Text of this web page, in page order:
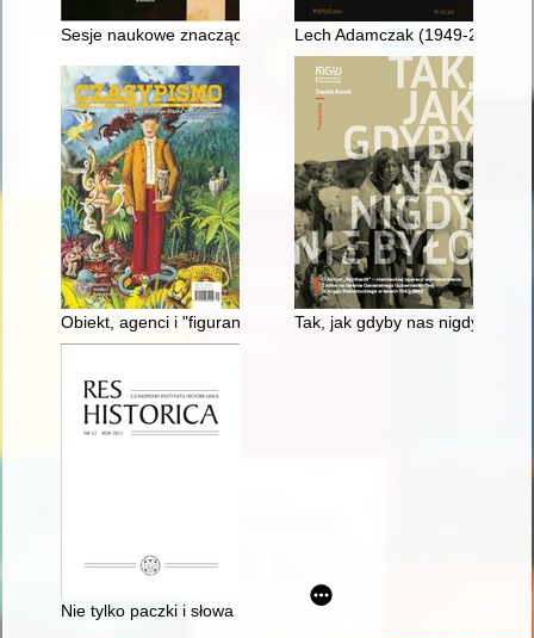
Sesje naukowe znaczącym śladem Domu Misyjnego św.
Lech Adamczak (1949-2021)
Obiekt, agenci i "figurant" : Służba Bezpieczeństwa wobec
Tak, jak gdyby nas nigdy nie
Nie tylko paczki i słowa : aukcja "Przeciw stanowi